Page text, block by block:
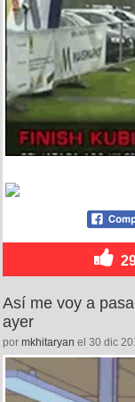
Así me voy a
ayer
por mkhitaryan el 30 dic